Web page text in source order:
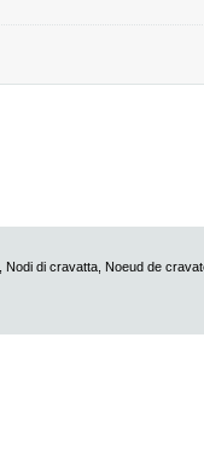
Nodi di cravatta Noeud de